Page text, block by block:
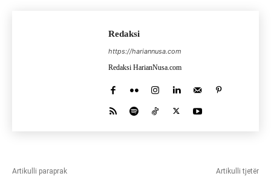
Redaksi
https://hariannusa.com
Redaksi HarianNusa.com
Artikulli paraprak
Artikulli tjetër